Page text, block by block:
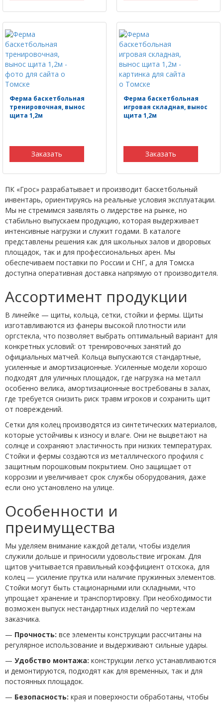
Ферма баскетбольная
тренировочная, вынос
щита 1,2м
Заказать
Ферма баскетбольная
игровая складная, вынос
щита 1,2м
Заказать
ПК «Грос» разрабатывает и производит баскетбольный
инвентарь, ориентируясь на реальные условия эксплуатации.
Мы не стремимся заявлять о лидерстве на рынке, но
стабильно выпускаем продукцию, которая выдерживает
интенсивные нагрузки и служит годами. В каталоге
представлены решения как для школьных залов и дворовых
площадок, так и для профессиональных арен. Мы
обеспечиваем поставки по России и СНГ, а для Томска
доступна оперативная доставка напрямую от производителя.
Ассортимент продукции
В линейке — щиты, кольца, сетки, стойки и фермы. Щиты
изготавливаются из фанеры высокой плотности или
оргстекла, что позволяет выбрать оптимальный вариант для
конкретных условий: от тренировочных занятий до
официальных матчей. Кольца выпускаются стандартные,
усиленные и амортизационные. Усиленные модели хорошо
подходят для уличных площадок, где нагрузка на металл
особенно велика, амортизационные востребованы в залах,
где требуется снизить риск травм игроков и сохранить щит
от повреждений.
Сетки для колец производятся из синтетических материалов,
которые устойчивы к износу и влаге. Они не выцветают на
солнце и сохраняют эластичность при низких температурах.
Стойки и фермы создаются из металлического профиля с
защитным порошковым покрытием. Оно защищает от
коррозии и увеличивает срок службы оборудования, даже
если оно установлено на улице.
Особенности и
преимущества
Мы уделяем внимание каждой детали, чтобы изделия
служили дольше и приносили удовольствие игрокам. Для
щитов учитывается правильный коэффициент отскока, для
колец — усиление прутка или наличие пружинных элементов.
Стойки могут быть стационарными или складными, что
упрощает хранение и транспортировку. При необходимости
возможен выпуск нестандартных изделий по чертежам
заказчика.
— Прочность: все элементы конструкции рассчитаны на
регулярное использование и выдерживают сильные удары.
— Удобство монтажа: конструкции легко устанавливаются
и демонтируются, подходят как для временных, так и для
постоянных площадок.
— Безопасность: края и поверхности обработаны, чтобы